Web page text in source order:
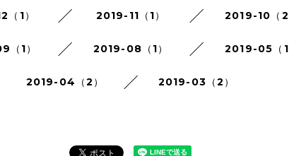
1） 2019-11（1） 2019-10（2
1） 2019-08（1） 2019-05（1
2019-04（2） 2019-03（2）